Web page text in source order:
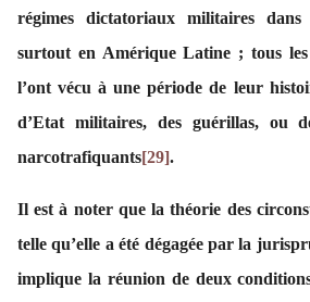
régimes dictatoriaux militaires
surtout en Amérique Latine ; tous
l’ont vécu à une période de leur
d’Etat militaires, des guérillas, ou
narcotrafiquants[29].
Il est à noter que la théorie des
telle qu’elle a été dégagée par la
implique la réunion de deux